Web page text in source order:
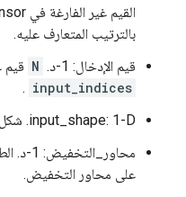
بالترتيب المتعارف عليه.
قيم الإدخال: 1-د.
N قيم
input_indices
.
input_shape: 1-D. شكل الإدخال SparseTensor.
محاور_التخفيض: 1-د. الطول-
على محاور التخفيض.